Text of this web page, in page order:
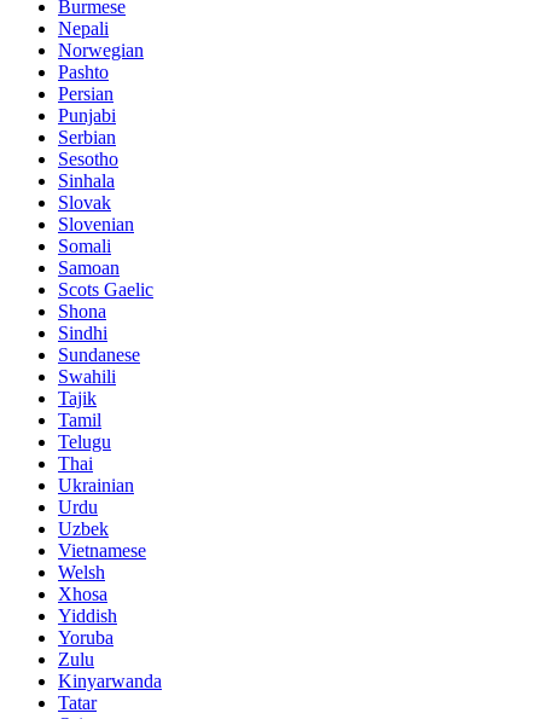
Burmese
Nepali
Norwegian
Pashto
Persian
Punjabi
Serbian
Sesotho
Sinhala
Slovak
Slovenian
Somali
Samoan
Scots Gaelic
Shona
Sindhi
Sundanese
Swahili
Tajik
Tamil
Telugu
Thai
Ukrainian
Urdu
Uzbek
Vietnamese
Welsh
Xhosa
Yiddish
Yoruba
Zulu
Kinyarwanda
Tatar